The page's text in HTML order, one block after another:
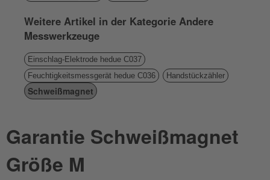
Weitere Artikel in der Kategorie Andere
Messwerkzeuge
Einschlag-Elektrode hedue C037
Feuchtigkeitsmessgerät hedue C036
Handstückzähler
Schweißmagnet
Garantie Schweißmagnet
Größe M